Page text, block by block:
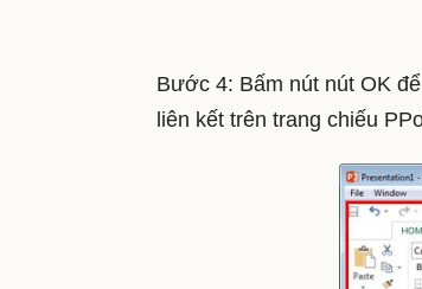
Bước 4: Bấm nút nút OK
liên kết trên trang chiếu